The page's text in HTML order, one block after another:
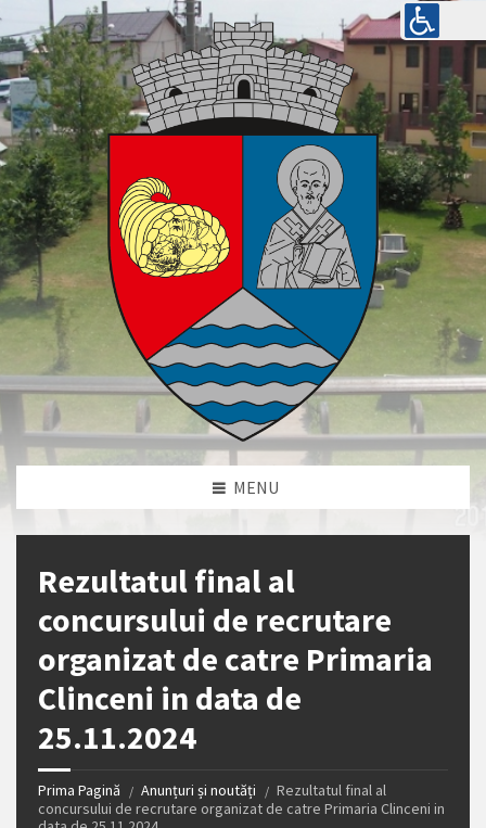
MENU
Rezultatul final al
concursului de recrutare
organizat de catre Primaria
Clinceni in data de
25.11.2024
Prima Pagină Anunțuri și noutăți
Rezultatul final al
concursului de recrutare organizat de catre Primaria Clinceni in